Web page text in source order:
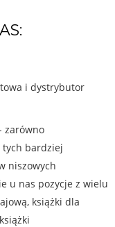
i dystrybutor
zarówno
tych bardziej
niszowych
u nas pozycje z wielu
książki dla